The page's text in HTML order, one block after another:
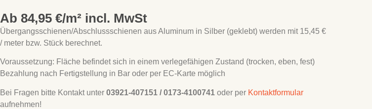
Ab 84,95 €/m² incl. MwSt
Übergangsschienen/Abschlussschienen aus Aluminum in Silber (geklebt) werden mit 15,45 €
/ meter bzw. Stück berechnet.
Voraussetzung: Fläche befindet sich in einem verlegefähigen Zustand (trocken, eben, fest)
Bezahlung nach Fertigstellung in Bar oder per EC-Karte möglich
Bei Fragen bitte Kontakt unter 03921-407151 / 0173-4100741 oder per Kontaktformular
aufnehmen!